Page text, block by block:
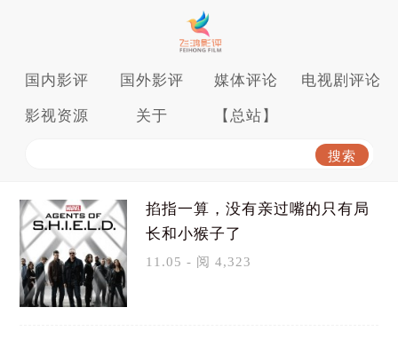
国内影评 国外影评 媒体评论 电视剧评论
影视资源 关于 【总站】
掐指一算，没有亲过嘴的只有局
长和小猴子了
11.05 - 阅 4,323